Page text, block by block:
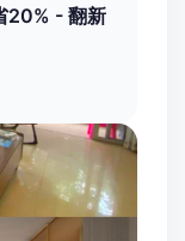
20% - 翻新